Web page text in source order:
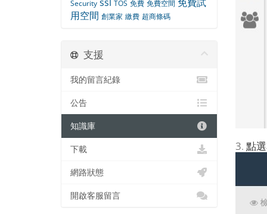
3. 點
Security
TOS 免費 免費空間
用空間 創業家 繳費 超商條碼
支援
我的留言紀錄
公告
知識庫
下載
網路狀態
開啟客服留言